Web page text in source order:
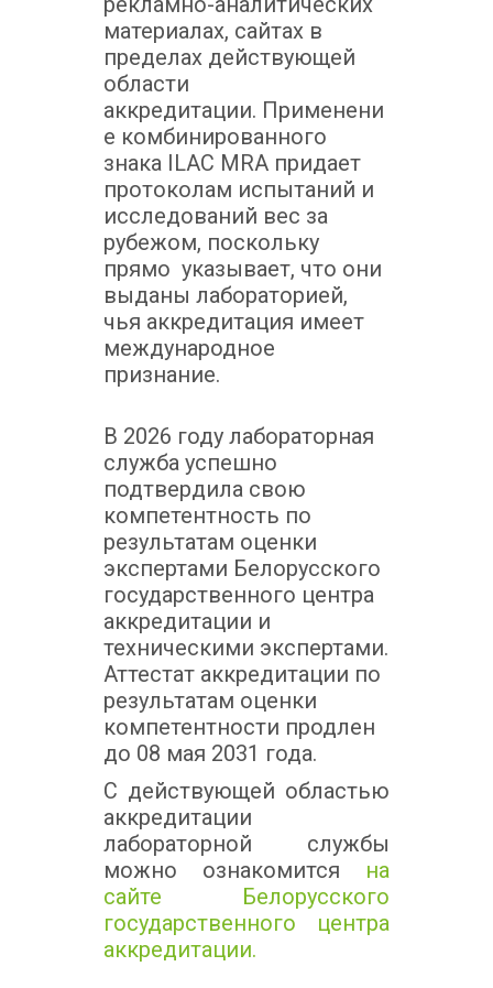
материалах, сайтах в
пределах действующей
области
аккредитации. Применени
е комбинированного
знака ILAC MRA придает
протоколам испытаний и
исследований вес за
рубежом, поскольку
прямо указывает, что они
выданы лабораторией,
чья аккредитация имеет
международное
признание.
В 2026 году лабораторная
служба успешно
подтвердила свою
компетентность по
результатам оценки
экспертами Белорусского
государственного центра
аккредитации и
техническими экспертами.
Аттестат аккредитации по
результатам оценки
компетентности продлен
до 08 мая 2031 года.
С действующей областью
аккредитации
лабораторной службы
можно ознакомится на
сайте Белорусского
государственного центра
аккредитации.